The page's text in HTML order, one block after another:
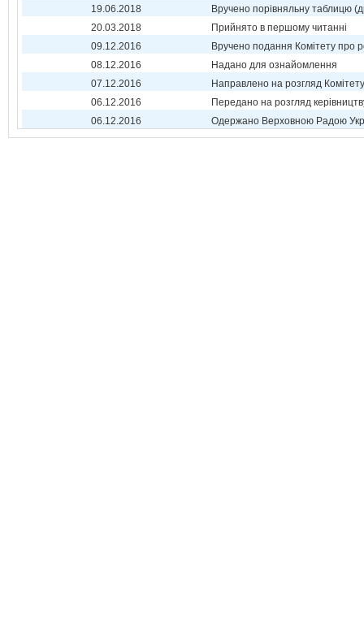
19.06.2018
Вручено порівняльну таблицю
20.03.2018
Прийнято в першому читанні
09.12.2016
Вручено подання Комітету про
08.12.2016
Надано для ознайомлення
07.12.2016
Направлено на розгляд Комітету
06.12.2016
Передано на розгляд
06.12.2016
Одержано Верховною Радою